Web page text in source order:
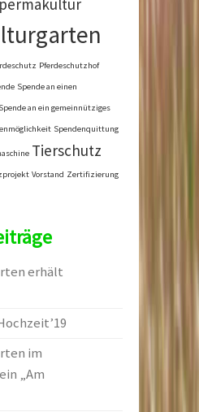
permakultur
Pferdeschutzhof
Spende an einen
Spende an ein gemeinnütziges
Spendenquittung
Tierschutz
Vorstand Zertifizierung
erhält
im
„Am